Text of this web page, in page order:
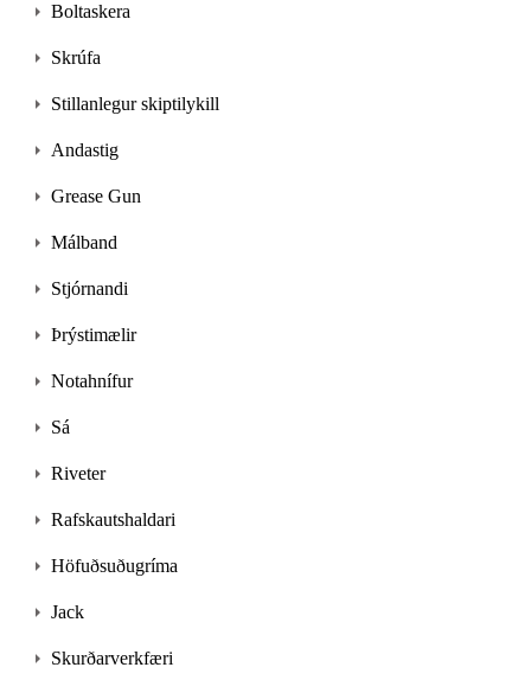
Boltaskera
Skrúfa
Stillanlegur skiptilykill
Andastig
Grease Gun
Málband
Stjórnandi
Þrýstimælir
Notahnífur
Sá
Riveter
Rafskautshaldari
Höfuðsuðugríma
Jack
Skurðarverkfæri